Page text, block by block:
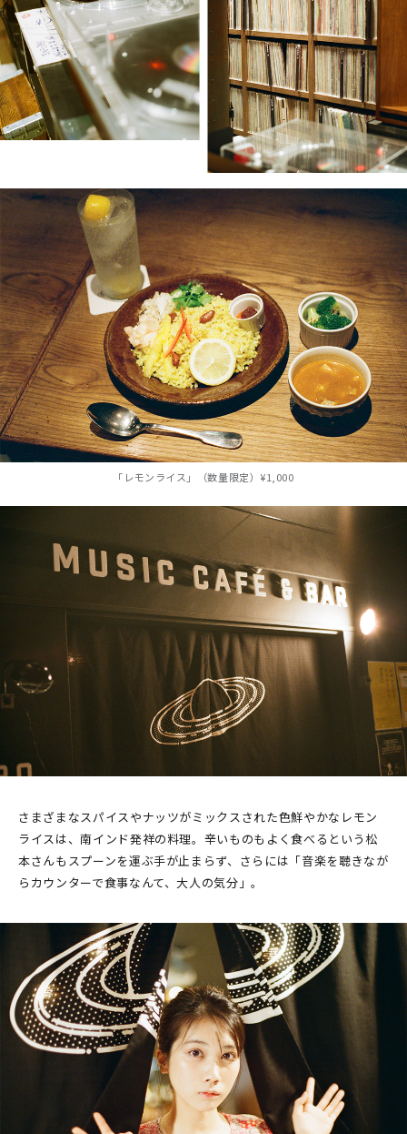
「レモンライス」（数量限定）¥1,000
さまざまなスパイスやナッツがミックスされた色鮮やかなレモン
ライスは、南インド発祥の料理。辛いものもよく食べるという松
本さんもスプーンを運ぶ手が止まらず、さらには「音楽を聴きなが
らカウンターで食事なんて、大人の気分」。